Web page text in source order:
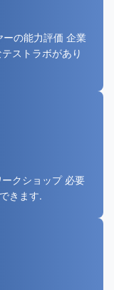
の能力評価 企業
ストラボがあり
クショップ 必要
きます.